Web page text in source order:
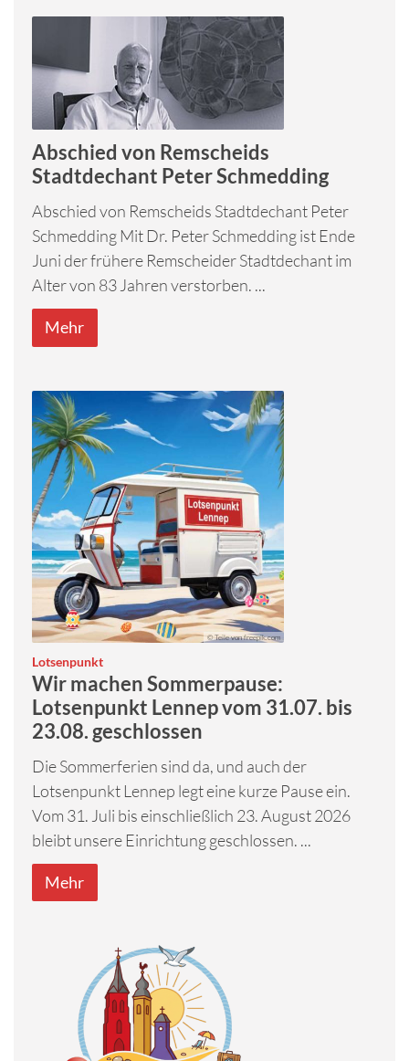
Abschied von Remscheids
Stadtdechant Peter Schmedding
Abschied von Remscheids Stadtdechant Peter
Schmedding Mit Dr. Peter Schmedding ist Ende
Juni der frühere Remscheider Stadtdechant im
Alter von 83 Jahren verstorben. ...
Mehr
© Teile von freepik.com
Lotsenpunkt:
Wir machen Sommerpause:
Lotsenpunkt Lennep vom 31.07. bis
23.08. geschlossen
Die Sommerferien sind da, und auch der
Lotsenpunkt Lennep legt eine kurze Pause ein.
Vom 31. Juli bis einschließlich 23. August 2026
bleibt unsere Einrichtung geschlossen. ...
Mehr